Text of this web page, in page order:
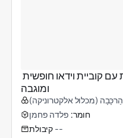
ומוגבה
הַרכָּבָה (מכלול אלקטרוניקה)
חומר: פלדה פחמן
קיבולת --